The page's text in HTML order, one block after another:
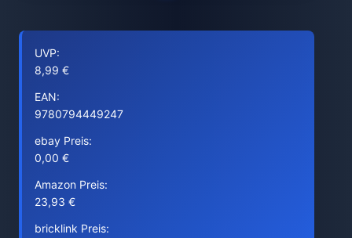
UVP:
8,99 €
EAN:
9780794449247
ebay Preis:
0,00 €
Amazon Preis:
23,93 €
bricklink Preis: